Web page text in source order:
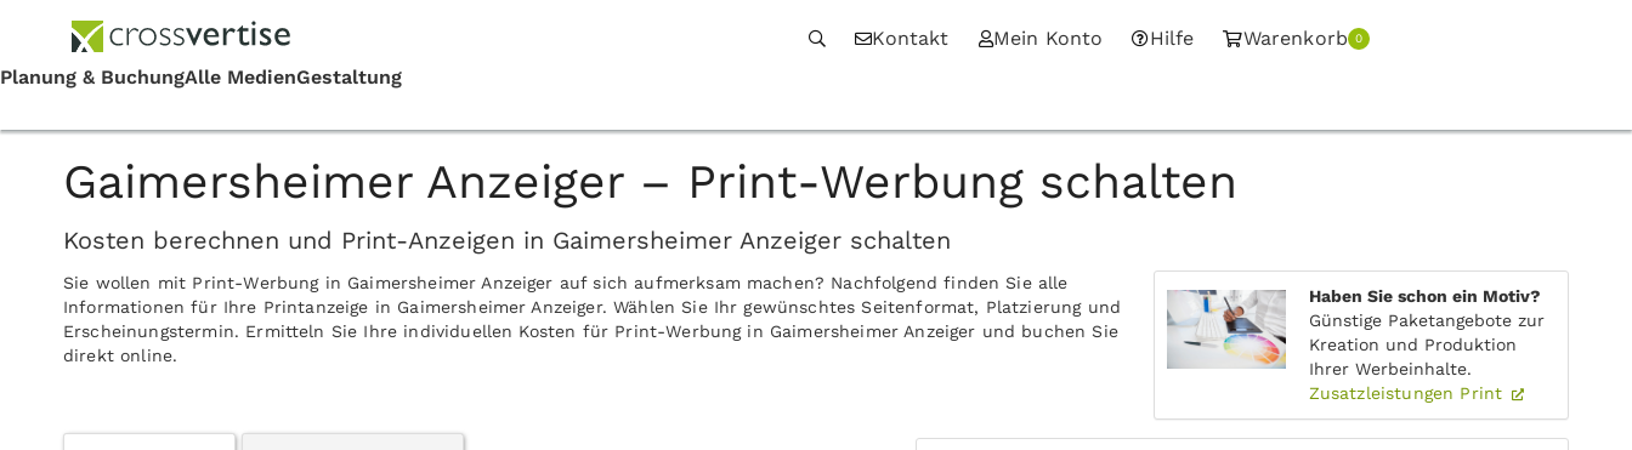
Kontakt Mein Konto Hilfe Warenkorb 0
Gaimersheimer Anzeiger – Print-Werbung schalten
Kosten berechnen und Print-Anzeigen in Gaimersheimer Anzeiger schalten
Haben Sie schon ein Motiv?
Günstige Paketangebote zur
Kreation und Produktion
Ihrer Werbeinhalte.
Zusatzleistungen Print
Sie wollen mit Print-Werbung in Gaimersheimer Anzeiger auf sich aufmerksam machen? Nachfolgend finden Sie alle
Informationen für Ihre Printanzeige in Gaimersheimer Anzeiger. Wählen Sie Ihr gewünschtes Seitenformat, Platzierung und
Erscheinungstermin. Ermitteln Sie Ihre individuellen Kosten für Print-Werbung in Gaimersheimer Anzeiger und buchen Sie
direkt online.